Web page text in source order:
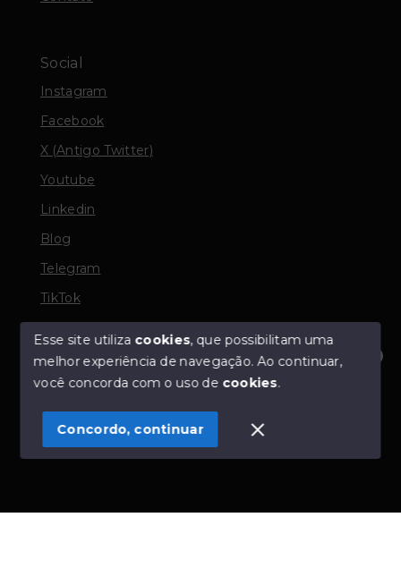
Olá! Estamos disponíveis para te ajudar.
Social
Instagram
Facebook
X (Antigo Twitter)
Youtube
Linkedin
Blog
Telegram
TikTok
© Copyright 2026 - TORQUATO ∴ Corretor de Imóveis
- CRECI 42643f | 136.004f Perito Avaliador CNAI 37357
SITE PARA IMOBILIARIA
Esse site utiliza cookies, que possibilitam uma
melhor experiência de navegação.Ao continuar,
você concorda com o uso de cookies.
Concordo, continuar